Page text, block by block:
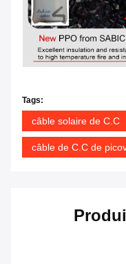
Tags:
câble solaire de C.C
câble de C.C de